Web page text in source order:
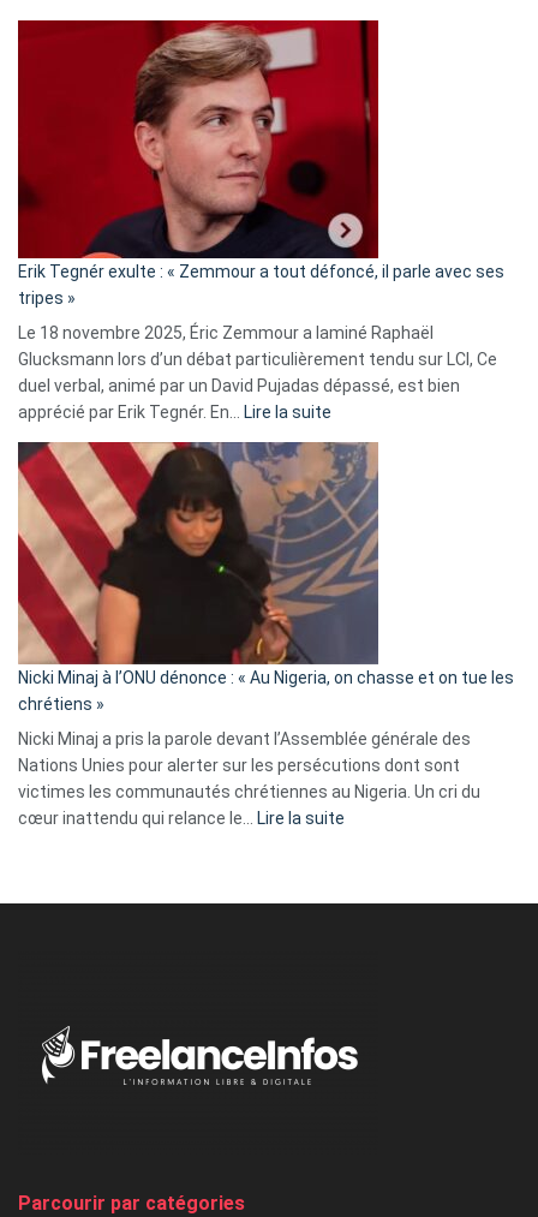
Martine
Vassal
d’alliance
secrète
«
C’est
fake
news
»
Erik Tegnér exulte : « Zemmour a tout défoncé, il parle avec ses
tripes »
Le 18 novembre 2025, Éric Zemmour a laminé Raphaël
Glucksmann lors d’un débat particulièrement tendu sur LCI, Ce
duel verbal, animé par un David Pujadas dépassé, est bien
apprécié par Erik Tegnér. En… Lire la suite
Erik
Tegnér
exulte
:
« Zemmour
a
tout
parle
ses
tripes »
Nicki Minaj à l’ONU dénonce : « Au Nigeria, on chasse et on tue les
chrétiens »
Nicki Minaj a pris la parole devant l’Assemblée générale des
Nations Unies pour alerter sur les persécutions dont sont
victimes les communautés chrétiennes au Nigeria. Un cri du
cœur inattendu qui relance le… Lire la suite
Nigeria,
Parcourir par catégories